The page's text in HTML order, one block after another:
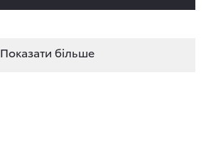
Показати більше